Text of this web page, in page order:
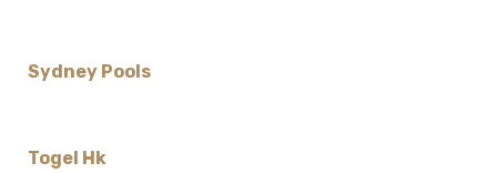
Sydney Pools
Togel Hk